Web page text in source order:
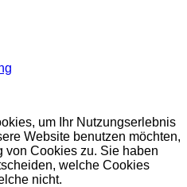
um Ihr Nutzungserlebnis
Website benutzen möchten,
von Cookies zu. Sie haben
welche Cookies
nicht.